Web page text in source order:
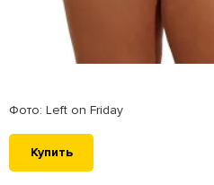
Фото: Left on Friday
Купить